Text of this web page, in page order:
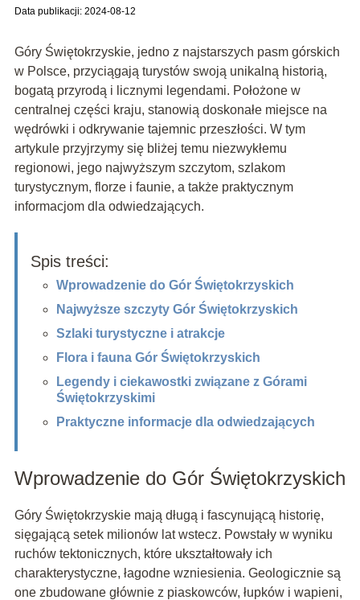
Data publikacji: 2024-08-12
Góry Świętokrzyskie, jedno z najstarszych pasm górskich
w Polsce, przyciągają turystów swoją unikalną historią,
bogatą przyrodą i licznymi legendami. Położone w
centralnej części kraju, stanowią doskonałe miejsce na
wędrówki i odkrywanie tajemnic przeszłości. W tym
artykule przyjrzymy się bliżej temu niezwykłemu
regionowi, jego najwyższym szczytom, szlakom
turystycznym, florze i faunie, a także praktycznym
informacjom dla odwiedzających.
Spis treści:
Wprowadzenie do Gór Świętokrzyskich
Najwyższe szczyty Gór Świętokrzyskich
Szlaki turystyczne i atrakcje
Flora i fauna Gór Świętokrzyskich
Legendy i ciekawostki związane z Górami
Świętokrzyskimi
Praktyczne informacje dla odwiedzających
Wprowadzenie do Gór Świętokrzyskich
Góry Świętokrzyskie mają długą i fascynującą historię,
sięgającą setek milionów lat wstecz. Powstały w wyniku
ruchów tektonicznych, które ukształtowały ich
charakterystyczne, łagodne wzniesienia. Geologicznie są
one zbudowane głównie z piaskowców, łupków i wapieni,